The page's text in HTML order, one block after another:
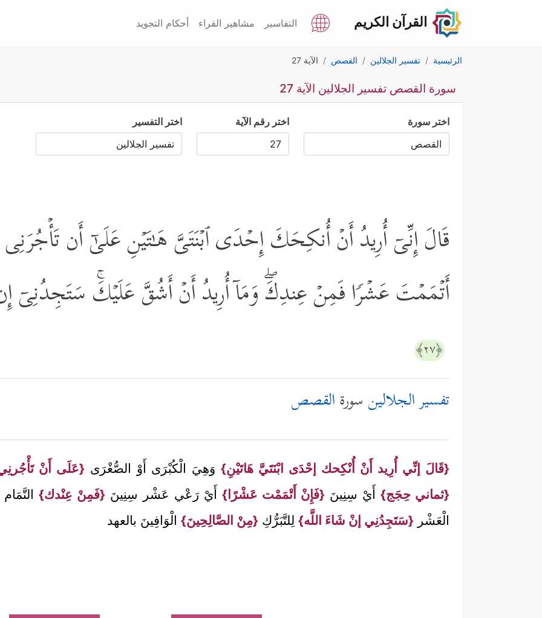
القرآن الكريم التفاسير مشاهير القراء أحكام التجويد
الرئيسية تفسير الجلالين القصص الآية 27
سورة القصص تفسير الجلالين الآية 27
اختر سورة اختر رقم الآية اختر التفسير
قَالَ إِنِّیۤ أُرِیدُ أَنۡ أُنكِحَكَ إِحۡدَى ٱبۡنَتَیَّ هَـٰتَیۡنِ عَلَىٰۤ أَن
أَتۡمَمۡتَ عَشۡرࣰا فَمِنۡ عِندِكَۖ وَمَاۤ أُرِیدُ أَنۡ أَشُقَّ عَلَیۡكَۚ سَتَجِدُنِیۤ
﴿٢٧﴾
تفسير الجلالين سورةالقصص
{قَالَ إنِّي أُرِيد أَنْ أُنْكِحك إحْدَى ابْنَتَيَّ هَاتَيْنِ}وَهِيَ الْكُبْرَى أَوْ الصُّغْرَى {عَلَى أَنْ
{ثماني حِجَج} أَيْ سِنِينَ {فَإِنْ أَتْمَمْت عَشْرًا} أَيْ رَعْي عَشْر سِنِينَ {فَمِنْ عِنْدك} التَّمَام
الْعَشْر {سَتَجِدُنِي إنْ شَاءَ اللَّه} لِلتَّبَرُّكِ {مِنْ الصَّالِحِينَ} الْوَافِينَ بالعهد